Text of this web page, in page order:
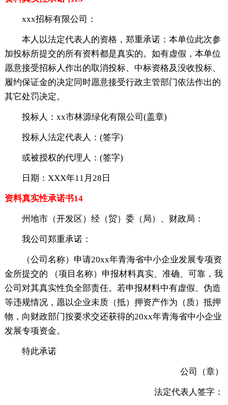
xxx招标有限公司：
本人以法定代表人的资格，郑重承诺：本单位此次参
加投标所提交的所有资料都是真实的。如有虚假，本单位
愿意接受招标人作出的取消投标、中标资格及没收投标、
履约保证金的决定同时愿意接受行政主管部门依法作出的
其它处罚决定。
投标人：xx市林源绿化有限公司(盖章)
投标人法定代表人：(签字)
或被授权的代理人：(签字)
日期：XXX年11月28日
资料真实性承诺书14
州地市（开发区）经（贸）委（局）、财政局：
我公司郑重承诺：
（公司名称）申请20xx年青海省中小企业发展专项资
金所提交的 （项目名称）申报材料真实、准确、可靠，我
公司对其真实性负全部责任。若申报材料中有虚假、伪造
等违规情况，愿以企业未质（抵）押资产作为（质）抵押
物，向财政部门按要求交还获得的20xx年青海省中小企业
发展专项资金。
特此承诺
公司（章）
法定代表人签字：